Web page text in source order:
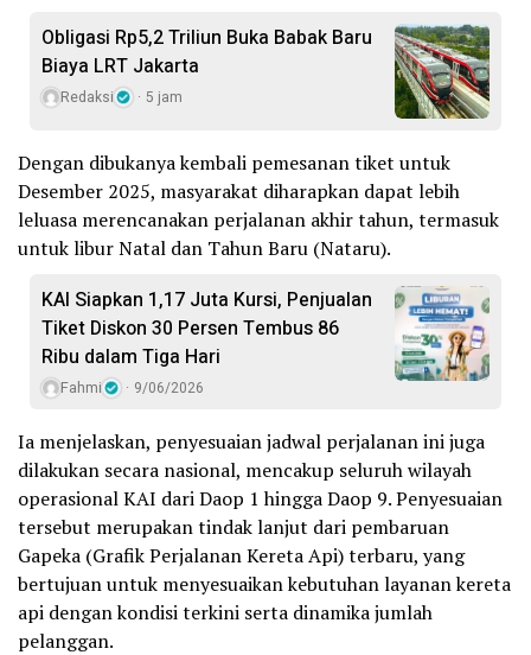
Obligasi Rp5,2 Triliun Buka Babak Baru
Biaya LRT Jakarta
Redaksi 5 jam
Dengan dibukanya kembali pemesanan tiket untuk
Desember 2025, masyarakat diharapkan dapat lebih
leluasa merencanakan perjalanan akhir tahun, termasuk
untuk libur Natal dan Tahun Baru (Nataru).
KAI Siapkan 1,17 Juta Kursi, Penjualan
Tiket Diskon 30 Persen Tembus 86
Ribu dalam Tiga Hari
Fahmi 9/06/2026
Ia menjelaskan, penyesuaian jadwal perjalanan ini juga
dilakukan secara nasional, mencakup seluruh wilayah
operasional KAI dari Daop 1 hingga Daop 9. Penyesuaian
tersebut merupakan tindak lanjut dari pembaruan
Gapeka (Grafik Perjalanan Kereta Api) terbaru, yang
bertujuan untuk menyesuaikan kebutuhan layanan kereta
api dengan kondisi terkini serta dinamika jumlah
pelanggan.